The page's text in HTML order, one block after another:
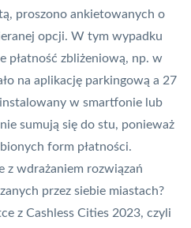
proszono ankietowanych o
opcji. W tym wypadku
płatność zbliżeniową, np. w
na aplikację parkingową a 27
w smartfonie lub
sumują się do stu, ponieważ
form płatności.
z wdrażaniem rozwiązań
przez siebie miastach?
z Cashless Cities 2023, czyli